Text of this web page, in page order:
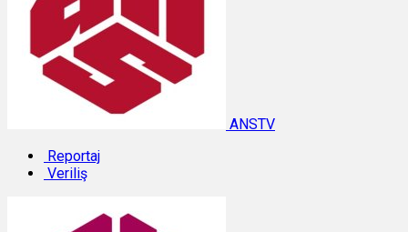
ANSTV
Reportaj
Veriliş